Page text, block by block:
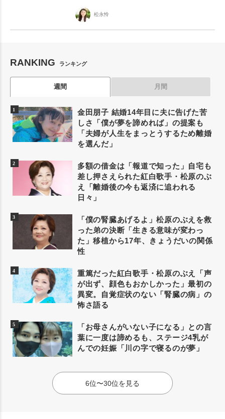
松永怜
RANKING ランキング
週間 月間
金田朋子 結婚14年目に夫に告げた苦
しさ「僕が夢を諦めれば」の提案も
「夫婦が人生をまっとうするため離婚
を選んだ」
多額の借金は「報道で知った」自宅も
差し押さえられた紅白歌手・松原のぶ
え「離婚後の今も返済に追われる
日々」
「僕の腎臓あげるよ」松原のぶえを救
った弟の決断「生きる意味が変わっ
た」移植から17年、きょうだいの関係
性
重篤だった紅白歌手・松原のぶえ「声
が出ず、顔色もおかしかった」最初の
異変。自覚症状のない「腎臓の病」の
怖さ語る
「お母さんがいない子になる」との言
葉に一度は諦めるも、ステージ4乳が
んでの妊娠「川の字で寝るのが夢」
6位〜30位を見る